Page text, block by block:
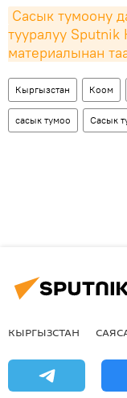
Сасык тумоону
тууралуу Sputnik
материалынан
Кыргызстан Коом
сасык тумоо Сасык
КЫРГЫЗСТАН